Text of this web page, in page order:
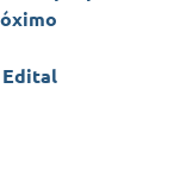
Edital